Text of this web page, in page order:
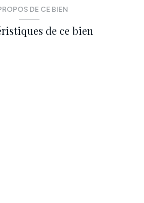
DE CE BIEN
de ce bien